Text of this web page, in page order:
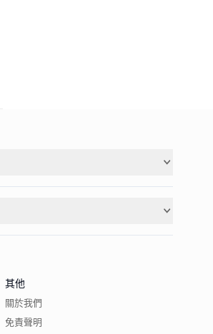
其他
關於我們
免責聲明